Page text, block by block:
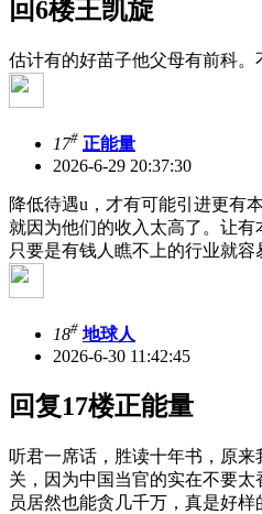
回6楼王凯旋
估计有的好苗子他父母有前科。
17# 正能量
2026-6-29 20:37:30
降低待遇u，才有可能引进更有
就因为他们的收入太高了。让有
只要是有钱人瞧不上的行业就容
18# 地球人
2026-6-30 11:42:45
回复17楼正能量
听君一席话，胜读十年书，原
关，因为中国当官的实在不要
员居然也能贪几千万，真是好